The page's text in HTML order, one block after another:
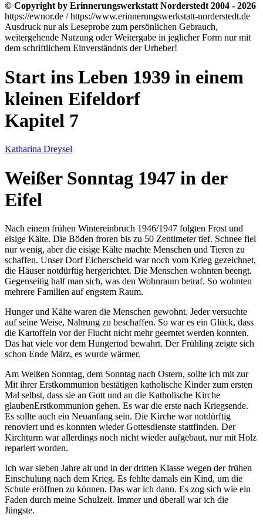
© Copyright by Erinnerungswerkstatt Norderstedt 2004 - 2026
https://ewnor.de / https://www.erinnerungswerkstatt-norderstedt.de
Ausdruck nur als Leseprobe zum persönlichen Gebrauch,
weitergehende Nutzung oder Weitergabe in jeglicher Form nur mit
dem schriftlichem Einverständnis der Urheber!
Start ins Leben 1939 in einem
kleinen Eifeldorf
Kapitel 7
Katharina Dreysel
Weißer Sonntag 1947 in der
Eifel
Nach einem frühen Wintereinbruch 1946/1947 folgten Frost und
eisige Kälte. Die Böden froren bis zu 50 Zentimeter tief. Schnee fiel
nur wenig, aber die eisige Kälte machte Menschen und Tieren zu
schaffen. Unser Dorf Eicherscheid war noch vom Krieg gezeichnet,
die Häuser notdürftig hergerichtet. Die Menschen wohnten beengt.
Gegenseitig half man sich, was den Wohnraum betraf. So wohnten
mehrere Familien auf engstem Raum.
Hunger und Kälte waren die Menschen gewohnt. Jeder versuchte
auf seine Weise, Nahrung zu beschaffen. So war es ein Glück, dass
die Kartoffeln vor der Flucht nicht mehr geerntet werden konnten.
Das hat viele vor dem Hungertod bewahrt. Der Frühling zeigte sich
schon Ende März, es wurde wärmer.
Am Weißen Sonntag, dem Sonntag nach Ostern, sollte ich mit zur
Mit ihrer Erstkommunion bestätigen katholische Kinder zum ersten
Mal selbst, dass sie an Gott und an die Katholische Kirche
glaubenErstkommunion gehen. Es war die erste nach Kriegsende.
Es sollte auch ein Neuanfang sein. Die Kirche war notdürftig
renoviert und es konnten wieder Gottesdienste stattfinden. Der
Kirchturm war allerdings noch nicht wieder aufgebaut, nur mit Holz
repariert worden.
Ich war sieben Jahre alt und in der dritten Klasse wegen der frühen
Einschulung nach dem Krieg. Es fehlte damals ein Kind, um die
Schule eröffnen zu können. Das war ich dann. Es zog sich wie ein
Faden durch meine Schulzeit. Immer und überall war ich die
Jüngste.